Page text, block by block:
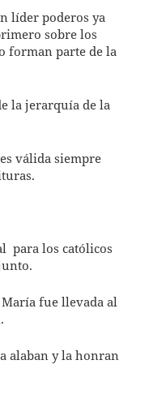
líder poderos ya
sobre los
forman parte de la
la jerarquía de la
válida siempre
para los católicos
María fue llevada al
alaban y la honran